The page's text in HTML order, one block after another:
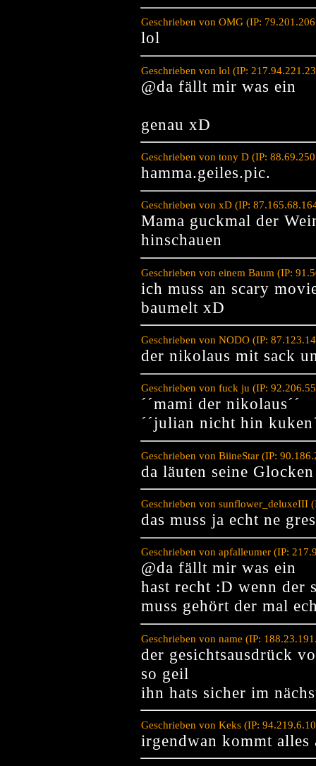
Geschrieben von OMG (IP:
lol
Geschrieben von lol (IP:
@da fällt mir was ein
genau xD
Geschrieben von tony D (IP:
hamma.geiles.pic.
Geschrieben von xD (IP:
Mama guckmal der
hinschauen
Geschrieben von einem Baum (IP:
ich muss an scary
baumelt xD
Geschrieben von NODO (IP:
der nikolaus mit sack
Geschrieben von fuck ju (IP:
´´mami der nikolaus´´
´´julian nicht hin
Geschrieben von BiineStar (IP:
da läuten seine
Geschrieben von sunflower_deluxeIII
das muss ja echt ne
Geschrieben von apfalleumer (IP:
@da fällt mir was ein
hast recht :D wenn der
muss gehört der mal
Geschrieben von name (IP:
der gesichtsausdrück
so geil
ihn hats sicher im
Geschrieben von Keks (IP:
irgendwan kommt alles